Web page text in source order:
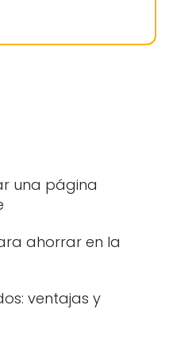
una página
ahorrar en la
ventajas y